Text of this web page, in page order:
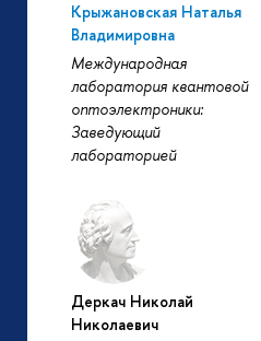
Крыжановская Наталья
Владимировна
Международная
лаборатория квантовой
оптоэлектроники:
Заведующий
лабораторией
Деркач Николай
Николаевич